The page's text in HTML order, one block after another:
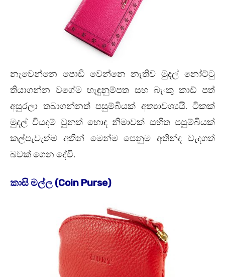
නැවෙන්නෙ පොඩි වෙන්නෙ නැතිව මුදල් නෝට්ටු
තියාගන්න වගේම හැඳුනුම්පත සහ බැංකු කාඩ් පත්
අසුරලා තබාගන්නත් පසුම්බියක් අත්‍යාවශ්‍යයි. ටිකක්
මුදල් වියදම් වුනත් හොඳ නිමාවක් සහිත පසුම්බියක්
කල්පැවැත්ම අතින් මෙන්ම පෙනුම අතින්ද වැදගත්
බවක් ගෙන දේවි.
කාසි මල්ල (Coin Purse)